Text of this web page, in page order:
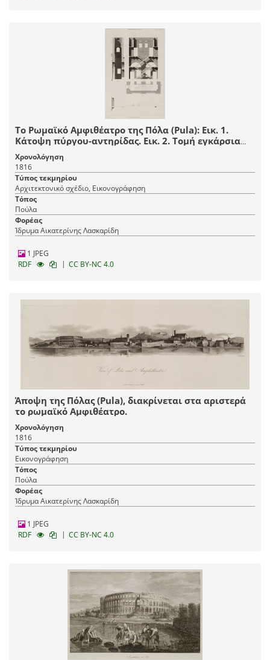
Το Ρωμαϊκό Aμφιθέατρο της Πόλα (Pula): Εικ. 1.
Κάτοψη πύργου-αντηρίδας. Εικ. 2. Τομή εγκάρσια
του πύργου-αντηρίδας. Εικ. 3. Τομή κατά μήκος του
πύργου-αντηρίδας, με φανταστική αναπαράσταση
του κλιμακοστασίου. Εικ. 4: Τομή του εξωτερικού
τοίχου, των ερειπίων των κελιών και της εξέδρας.
Χρονολόγηση
1816
Τύπος τεκμηρίου
Αρχιτεκτονικό σχέδιο, Εικονογράφηση
Τόπος
Πούλα
Φορέας
Ίδρυμα Αικατερίνης Λασκαρίδη
1 JPEG
RDF
| CC BY-NC 4.0
Άποψη της Πόλας (Pula), διακρίνεται στα αριστερά
το ρωμαϊκό Αμφιθέατρο.
Χρονολόγηση
1816
Τύπος τεκμηρίου
Εικονογράφηση
Τόπος
Πούλα
Φορέας
Ίδρυμα Αικατερίνης Λασκαρίδη
1 JPEG
RDF
| CC BY-NC 4.0